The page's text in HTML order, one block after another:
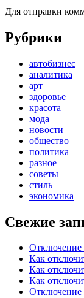
Для отправки
Рубрики
автобизнес
аналитика
арт
здоровье
красота
мода
новости
общество
политика
разное
советы
стиль
экономика
Свежие
Отключение
Как
Как
Как
Отключение